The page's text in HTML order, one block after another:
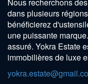
Nous recherchons
dans plusieurs
bénéficierez
une puissante
assuré. Yokra Estate
immobilières de luxe